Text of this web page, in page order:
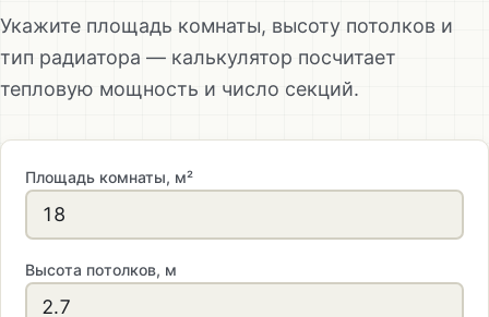
Укажите площадь комнаты, высоту потолков и
тип радиатора — калькулятор посчитает
тепловую мощность и число секций.
Площадь комнаты, м²
Высота потолков, м